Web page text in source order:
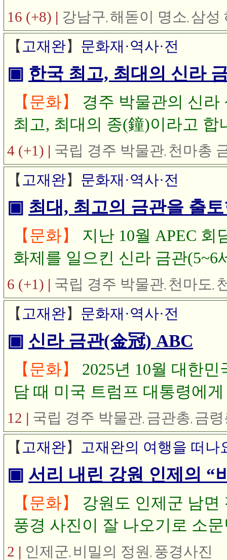
하게 보이고 우뚝 솟은 롯데
16 (+8) | 강남구, 해돋이 명소, 삼성
【 고재완】 문화재·역사·전
▣ 한국 최고, 최대의 신라
【문화】
경주 박물관의 신
최고, 최대의 종(鐘)이라고
금관(金冠)은 신라 천마총 금
PEC 회의에 참석차 방한한
관이 바로 천마총 금관을 복
다.
4 (+1) | 국립 경주 박물관, 천마총
【 고재완】 문화재·역사·전
▣ 최대, 최고의 금관을 출
【문화】
지난 10월 APEC 회
화제를 일으킨 신라 금관
있습니다. 신라 금관이 발굴
국립 경주 박물관에 모두 한
2일까지 연장 전시하고 있습
6 (+1) | 국립 경주 박물관, 천마도 ,
【 고재완】 문화재·역사·전
▣ 신라 금관(金冠) ABC
【문화】
2025년 10월 대한
담 때 미국 트럼프 대통령에
금관에 대하여 알아봅니다.
12 | 국립 경주 박물관, 금관총, 금
【 고재완】 고재완의 여행을 떠나
▣ 서리 내린 강원 인제의 “
【문화】
강원도 인제군 남
풍경 사진이 잘 나오기로 소
정원을 보러 가면 서리가 낀
2 | 인제군, 비밀의 정원 , 풍경사진